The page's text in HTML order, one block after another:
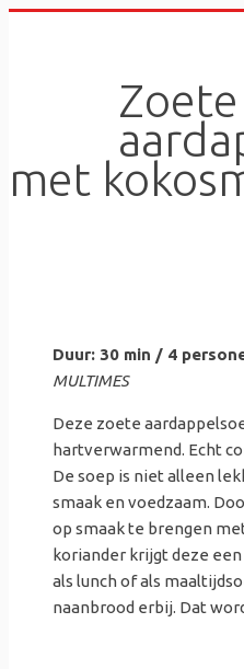
Zoete
met
Duur: 30 min / 4
MULTIMES
Deze zoete
hartverwarmend. Echt
De soep is niet alleen
smaak en voedzaam.
op smaak te brengen
koriander krijgt deze
als lunch of als
naanbrood erbij. Dat